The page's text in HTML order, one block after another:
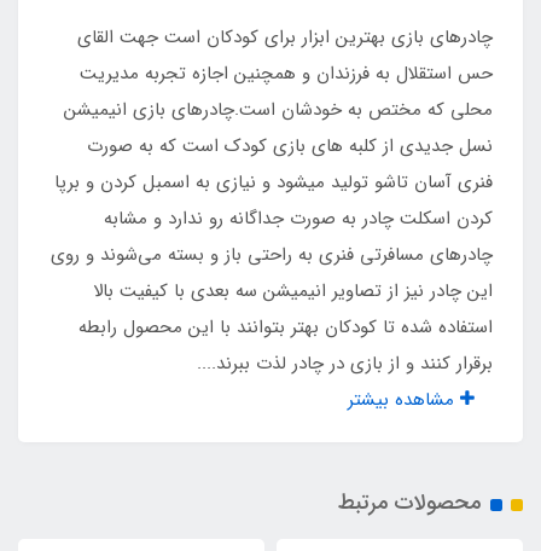
پلی استر پشت نقره ضد آب
5 سال
قفل چنگالی درب
دارد
قفل چنگالی پنجره
نوار محافظ ابریشم روی فنر
چادرهای بازی بهترین ابزار برای کودکان است جهت القای
حس استقلال به فرزندان و همچنین اجازه تجربه مدیریت
محلی که مختص به خودشان است.چادرهای بازی انیمیشن
نسل جدیدی از کلبه های بازی کودک است که به صورت
فنری آسان تاشو تولید میشود و نیازی به اسمبل کردن و برپا
کردن اسکلت چادر به صورت جداگانه رو ندارد و مشابه
چادرهای مسافرتی فنری به راحتی باز و بسته می‌شوند و روی
این چادر نیز از تصاویر انیمیشن سه بعدی با کیفیت بالا
استفاده شده تا کودکان بهتر بتوانند با این محصول رابطه
برقرار کنند و از بازی در چادر لذت ببرند....
مشاهده بیشتر
محصولات مرتبط